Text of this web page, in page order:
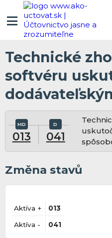
Technické
softvéru
013 041
Změna stavů
Aktíva + 013
Aktíva - 041